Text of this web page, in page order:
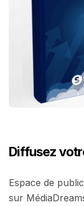
Diffusez
Espace de
sur